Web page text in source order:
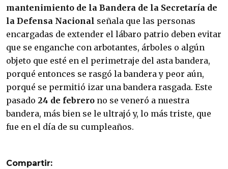
mantenimiento de la Bandera de la Secretaría de
la Defensa Nacional señala que las personas
encargadas de extender el lábaro patrio deben evitar
que se enganche con arbotantes, árboles o algún
objeto que esté en el perimetraje del asta bandera,
porqué entonces se rasgó la bandera y peor aún,
porqué se permitió izar una bandera rasgada. Este
pasado 24 de febrero no se veneró a nuestra
bandera, más bien se le ultrajó y, lo más triste, que
fue en el día de su cumpleaños.
Compartir: